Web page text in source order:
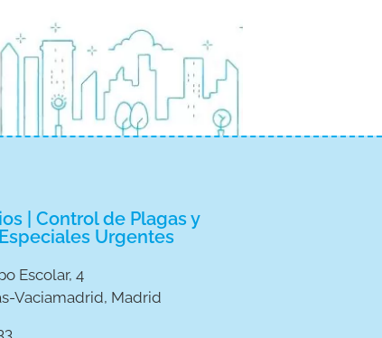
| Control de Plagas y
Urgentes
Escolar, 4
Vaciamadrid, Madrid